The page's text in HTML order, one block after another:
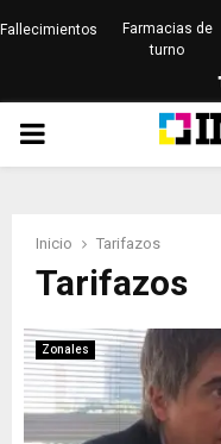
Fallecimientos
Farmacias de
turno
PRIMARY
Inicio Tarifazos
Tarifazos
Zonales